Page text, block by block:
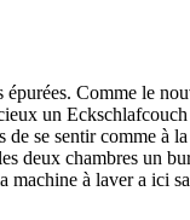
Comme le
un
se sentir comme
deux chambres un
machine à laver a ici